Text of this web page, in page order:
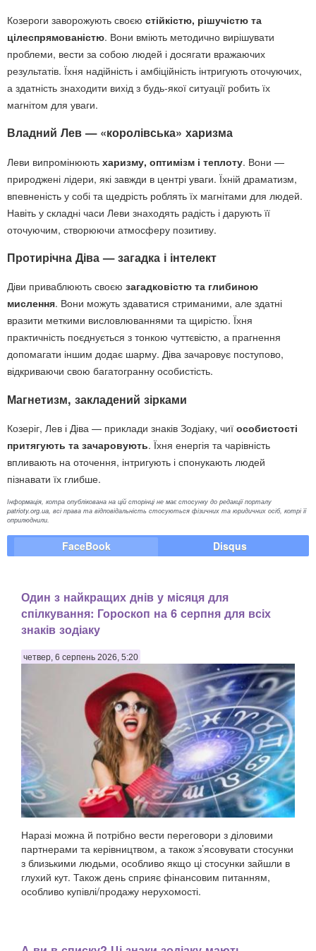
Козероги заворожують своєю стійкістю, рішучістю та
цілеспрямованістю. Вони вміють методично вирішувати
проблеми, вести за собою людей і досягати вражаючих
результатів. Їхня надійність і амбіційність інтригують оточуючих,
а здатність знаходити вихід з будь-якої ситуації робить їх
магнітом для уваги.
Владний Лев — «королівська» харизма
Леви випромінюють харизму, оптимізм і теплоту. Вони —
природжені лідери, які завжди в центрі уваги. Їхній драматизм,
впевненість у собі та щедрість роблять їх магнітами для людей.
Навіть у складні часи Леви знаходять радість і дарують її
оточуючим, створюючи атмосферу позитиву.
Протирічна Діва — загадка і інтелект
Діви приваблюють своєю загадковістю та глибиною
мислення. Вони можуть здаватися стриманими, але здатні
вразити меткими висловлюваннями та щирістю. Їхня
практичність поєднується з тонкою чуттєвістю, а прагнення
допомагати іншим додає шарму. Діва зачаровує поступово,
відкриваючи свою багатогранну особистість.
Магнетизм, закладений зірками
Козеріг, Лев і Діва — приклади знаків Зодіаку, чиї особистості
притягують та зачаровують. Їхня енергія та чарівність
впливають на оточення, інтригують і спонукають людей
пізнавати їх глибше.
Інформація, котра опублікована на цій сторінці не має стосунку до редакції порталу
patrioty.org.ua, всі права та відповідальність стосуються фізичних та юридичних осіб, котрі її
оприлюднили.
FaceBook Disqus
Один з найкращих днів у місяця для
спілкування: Гороскоп на 6 серпня для всіх
знаків зодіаку
четвер, 6 серпень 2026, 5:20
Наразі можна й потрібно вести переговори з діловими
партнерами та керівництвом, а також з’ясовувати стосунки
з близькими людьми, особливо якщо ці стосунки зайшли в
глухий кут. Також день сприяє фінансовим питанням,
особливо купівлі/продажу нерухомості.